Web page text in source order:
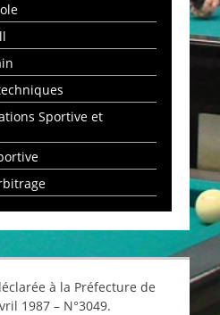
Sportive et
à la Préfecture de
1987 – N°3049.